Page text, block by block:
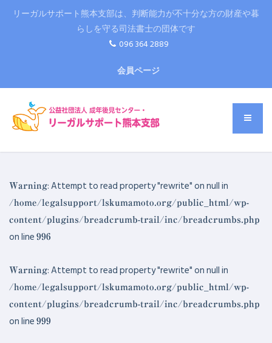
リーガルサポート熊本支部は、判断能力が不十分な方の財産や暮
らしを守る司法書士の団体です
096 364 2889
会員ページ
Warning: Attempt to read property "rewrite" on null in
/home/legalsupport/lskumamoto.org/public_html/wp-
content/plugins/breadcrumb-trail/inc/breadcrumbs.php
on line 996
Warning: Attempt to read property "rewrite" on null in
/home/legalsupport/lskumamoto.org/public_html/wp-
content/plugins/breadcrumb-trail/inc/breadcrumbs.php
on line 999